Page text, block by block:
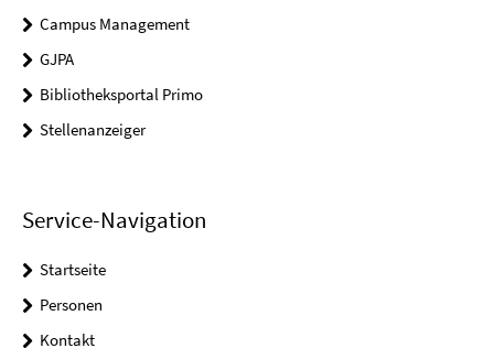
Campus Management
GJPA
Bibliotheksportal Primo
Stellenanzeiger
Service-Navigation
Startseite
Personen
Kontakt